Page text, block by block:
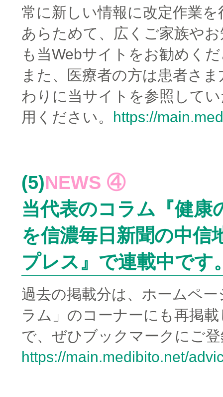
常に新しい情報に改定作業
あらためて、広くご家族や
も当Webサイトをお勧めく
また、医療者の方は患者さ
わりに当サイトを参照して
用ください。 https://
(5)NEWS ④
当代表のコラム『健康
を信濃毎日新聞の中信
プレス』で連載中です
過去の掲載分は、ホームペ
ラム」のコーナーにも再掲
で、ぜひブックマークにご
https://main.medibito.net/